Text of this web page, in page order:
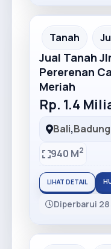
Tanah
Jual Tanah
Pererenan
Meriah
Rp. 1.4
Bali,Badung
940 M2
LIHAT DETAIL
Diperbarui